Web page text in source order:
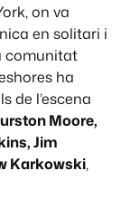
on va
en solitari i
comunitat
ha
de l’escena
Moore,
Jim
Karkowski,